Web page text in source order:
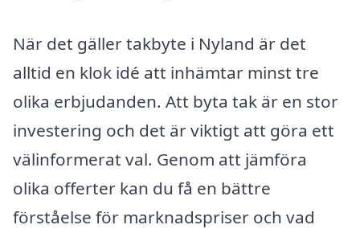
När det gäller takbyte i Nyland är det
alltid en klok idé att inhämtar minst tre
olika erbjudanden. Att byta tak är en stor
investering och det är viktigt att göra ett
välinformerat val. Genom att jämföra
olika offerter kan du få en bättre
förståelse för marknadspriser och vad